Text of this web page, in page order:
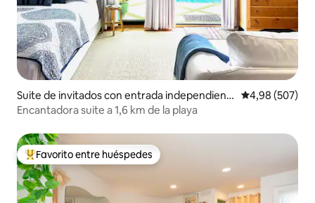
Suite de invitados con entrada independient
e en Santa Mónica
Calificación
4,98 (507)
Encantadora suite a 1,6 km de la playa
Favorito entre los huéspedes más destacados
Favorito entre huéspedes